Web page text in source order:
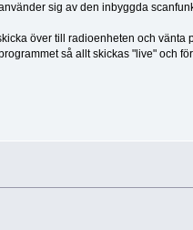
sig av den inbyggda
över till radioenheten och
så allt skickas "live" och